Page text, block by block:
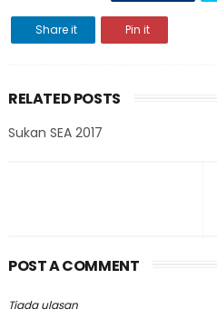
Share it Pin it
RELATED POSTS
Sukan SEA 2017
POST A COMMENT
Tiada ulasan